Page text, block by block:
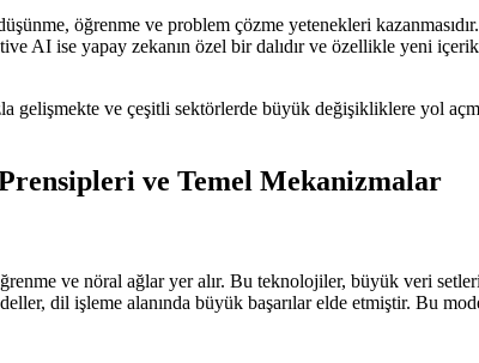
öğrenme ve problem çözme yetenekleri
AI ise yapay zekanın özel bir dalıdır ve özellikle yeni
gelişmekte ve çeşitli sektörlerde büyük değişikliklere yol
ve Temel Mekanizmalar
ve nöral ağlar yer alır. Bu teknolojiler, büyük veri
dil işleme alanında büyük başarılar elde etmiştir. Bu